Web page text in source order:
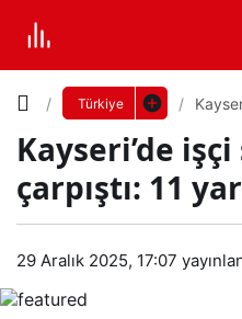
Türkiye
Kayseri’de
çarpıştı: 11
29 Aralık 2025, 17:07
Kay
Yazı
Ayarla